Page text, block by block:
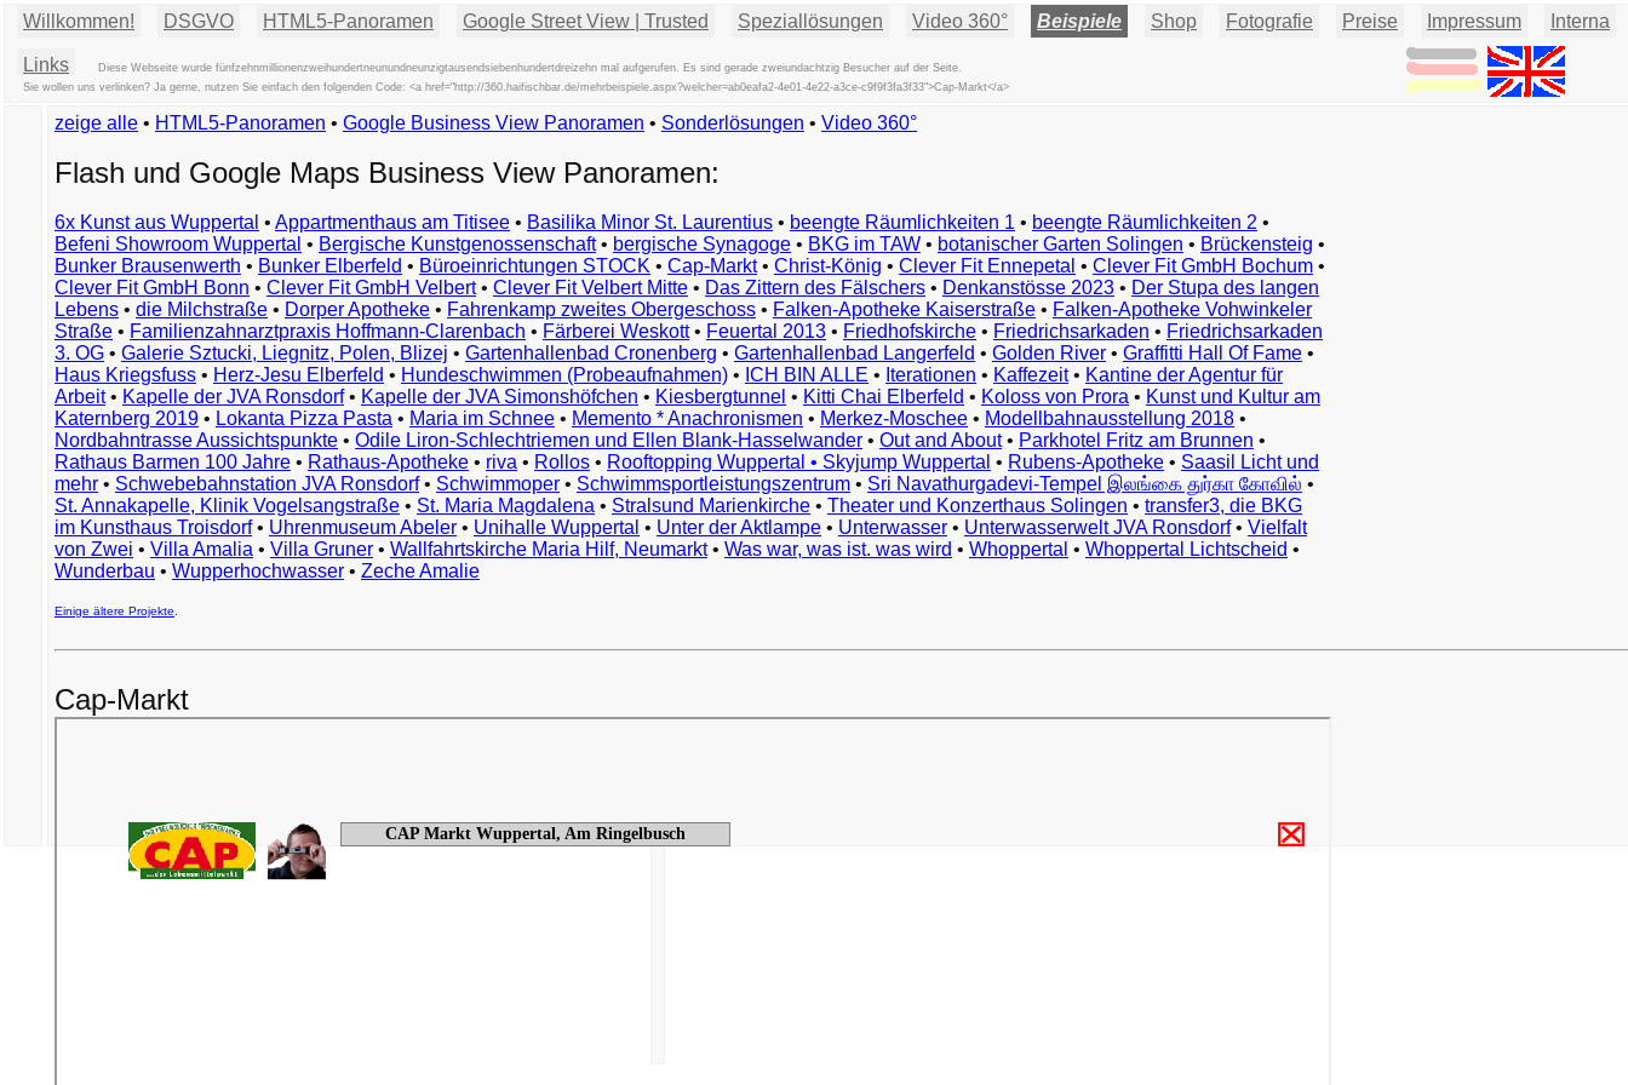
Willkommen! DSGVO HTML5-Panoramen Google Street View | Trusted Speziallösungen Video 360° Beispiele Shop Fotografie Preise Impressum Interna
Links
Diese Webseite wurde fünfzehnmillionenzweihundertneunundneunzigtausendsiebenhundertdreizehn mal aufgerufen. Es sind gerade zweiundachtzig Besucher auf der Seite.
Sie wollen uns verlinken? Ja gerne, nutzen Sie einfach den folgenden Code: <a href="http://360.haifischbar.de/mehrbeispiele.aspx?welcher=ab0eafa2-4e01-4e22-a3ce-c9f9f3fa3f33">Cap-Markt</a>
Beispiele
Exemples
Vorbeelden
Przykłady
Ejemplos
Örnekler
Παραδείγματα
Примеры
示
例
例
예
zeige alle • HTML5-Panoramen • Google Business View Panoramen • Sonderlösungen • Video 360°
Flash und Google Maps Business View Panoramen:
6x Kunst aus Wuppertal • Appartmenthaus am Titisee • Basilika Minor St. Laurentius • beengte Räumlichkeiten 1 • beengte Räumlichkeiten 2 •
Befeni Showroom Wuppertal • Bergische Kunstgenossenschaft• bergische Synagoge • BKG im TAW • botanischer Garten Solingen • Brückensteig •
Bunker Brausenwerth • Bunker Elberfeld • Büroeinrichtungen STOCK • Cap-Markt• Christ-König • Clever Fit Ennepetal • Clever Fit GmbH Bochum •
Clever Fit GmbH Bonn • Clever Fit GmbH Velbert• Clever Fit Velbert Mitte • Das Zittern des Fälschers • Denkanstösse 2023 • Der Stupa des langen
Lebens • die Milchstraße • Dorper Apotheke • Fahrenkamp zweites Obergeschoss • Falken-Apotheke Kaiserstraße • Falken-Apotheke Vohwinkeler
Straße • Familienzahnarztpraxis Hoffmann-Clarenbach • Färberei Weskott• Feuertal 2013 • Friedhofskirche • Friedrichsarkaden • Friedrichsarkaden
3. OG • Galerie Sztucki, Liegnitz, Polen, Blizej • Gartenhallenbad Cronenberg • Gartenhallenbad Langerfeld • Golden River • Graffitti Hall Of Fame •
Haus Kriegsfuss • Herz-Jesu Elberfeld • Hundeschwimmen (Probeaufnahmen) • ICH BIN ALLE • Iterationen • Kaffezeit• Kantine der Agentur für
Arbeit• Kapelle der JVA Ronsdorf• Kapelle der JVA Simonshöfchen • Kiesbergtunnel • Kitti Chai Elberfeld • Koloss von Prora • Kunst und Kultur am
Katernberg 2019 • Lokanta Pizza Pasta • Maria im Schnee • Memento * Anachronismen • Merkez-Moschee • Modellbahnausstellung 2018 •
Nordbahntrasse Aussichtspunkte • Odile Liron-Schlechtriemen und Ellen Blank-Hasselwander • Out and About• Parkhotel Fritz am Brunnen •
Rathaus Barmen 100 Jahre • Rathaus-Apotheke • riva • Rollos • Rooftopping Wuppertal • Skyjump Wuppertal • Rubens-Apotheke • Saasil Licht und
mehr • Schwebebahnstation JVA Ronsdorf• Schwimmoper • Schwimmsportleistungszentrum • Sri Navathurgadevi-Tempel இலங்கை துர்கா கோவில் •
St. Annakapelle, Klinik Vogelsangstraße • St. Maria Magdalena • Stralsund Marienkirche • Theater und Konzerthaus Solingen • transfer3, die BKG
im Kunsthaus Troisdorf• Uhrenmuseum Abeler • Unihalle Wuppertal • Unter der Aktlampe • Unterwasser • Unterwasserwelt JVA Ronsdorf• Vielfalt
von Zwei • Villa Amalia • Villa Gruner • Wallfahrtskirche Maria Hilf, Neumarkt• Was war, was ist. was wird • Whoppertal • Whoppertal Lichtscheid •
Wunderbau • Wupperhochwasser • Zeche Amalie
Einige ältere Projekte
Cap-Markt